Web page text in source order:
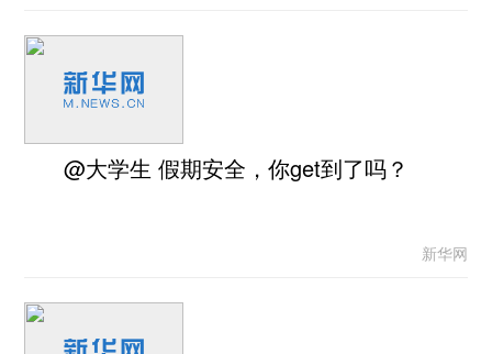
@大学生 假期安全，你get到了吗？
新华网